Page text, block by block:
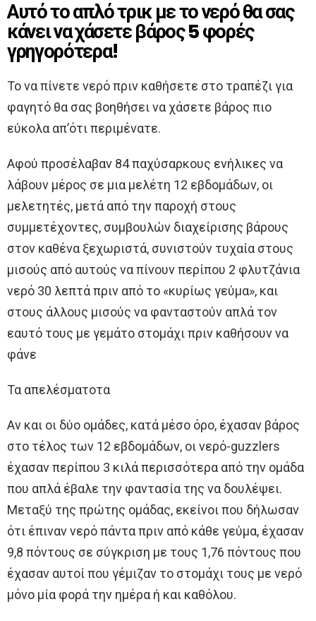
Αυτό το απλό τρικ με το νερό θα σας
κάνει να χάσετε βάρος 5 φορές
γρηγορότερα!
Το να πίνετε νερό πριν καθήσετε στο τραπέζι για
φαγητό θα σας βοηθήσει να χάσετε βάρος πιο
εύκολα απ’ότι περιμένατε.
Αφού προσέλαβαν 84 παχύσαρκους ενήλικες να
λάβουν μέρος σε μια μελέτη 12 εβδομάδων, οι
μελετητές, μετά από την παροχή στους
συμμετέχοντες, συμβουλών διαχείρισης βάρους
στον καθένα ξεχωριστά, συνιστούν τυχαία στους
μισούς από αυτούς να πίνουν περίπου 2 φλυτζάνια
νερό 30 λεπτά πριν από το «κυρίως γεύμα», και
στους άλλους μισούς να φανταστούν απλά τον
εαυτό τους με γεμάτο στομάχι πριν καθήσουν να
φάνε
Τα απελέσματοτα
Αν και οι δύο ομάδες, κατά μέσο όρο, έχασαν βάρος
στο τέλος των 12 εβδομάδων, οι νερό-guzzlers
έχασαν περίπου 3 κιλά περισσότερα από την ομάδα
που απλά έβαλε την φαντασία της να δουλέψει.
Μεταξύ της πρώτης ομάδας, εκείνοι που δήλωσαν
ότι έπιναν νερό πάντα πριν από κάθε γεύμα, έχασαν
9,8 πόντους σε σύγκριση με τους 1,76 πόντους που
έχασαν αυτοί που γέμιζαν το στομάχι τους με νερό
μόνο μία φορά την ημέρα ή και καθόλου.